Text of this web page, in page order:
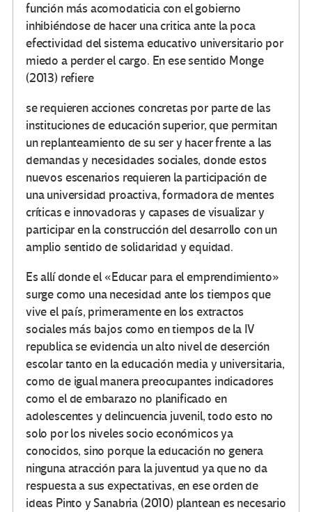
función más acomodaticia con el gobierno
inhibiéndose de hacer una critica ante la poca
efectividad del sistema educativo universitario por
miedo a perder el cargo. En ese sentido Monge
(2013) refiere
se requieren acciones concretas por parte de las
instituciones de educación superior, que permitan
un replanteamiento de su ser y hacer frente a las
demandas y necesidades sociales, donde estos
nuevos escenarios requieren la participación de
una universidad proactiva, formadora de mentes
críticas e innovadoras y capases de visualizar y
participar en la construcción del desarrollo con un
amplio sentido de solidaridad y equidad.
Es allí donde el «Educar para el emprendimiento»
surge como una necesidad ante los tiempos que
vive el país, primeramente en los extractos
sociales más bajos como en tiempos de la IV
republica se evidencia un alto nivel de deserción
escolar tanto en la educación media y universitaria,
como de igual manera preocupantes indicadores
como el de embarazo no planificado en
adolescentes y delincuencia juvenil, todo esto no
solo por los niveles socio económicos ya
conocidos, sino porque la educación no genera
ninguna atracción para la juventud ya que no da
respuesta a sus expectativas, en ese orden de
ideas Pinto y Sanabria (2010) plantean es necesario